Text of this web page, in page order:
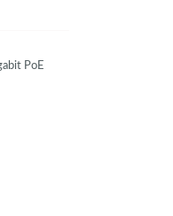
PoE